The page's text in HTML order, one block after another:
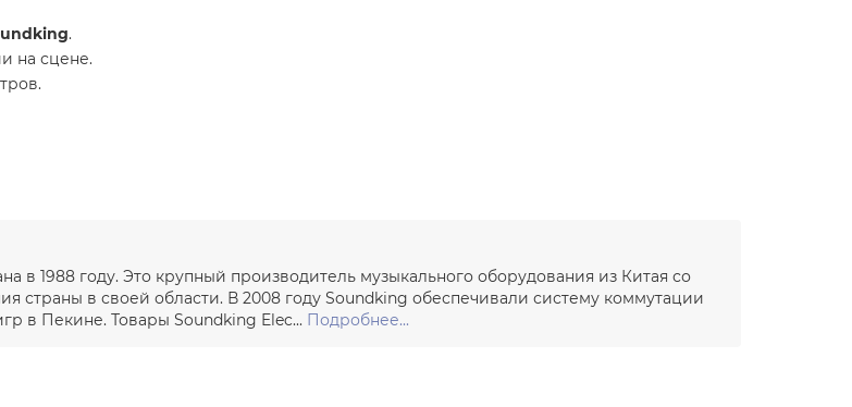
.
на сцене.
в 1988 году. Это крупный производитель музыкального оборудования из Китая со
страны в своей области. В 2008 году Soundking обеспечивали систему коммутации
в Пекине. Товары Soundking Elec... Подробнее...